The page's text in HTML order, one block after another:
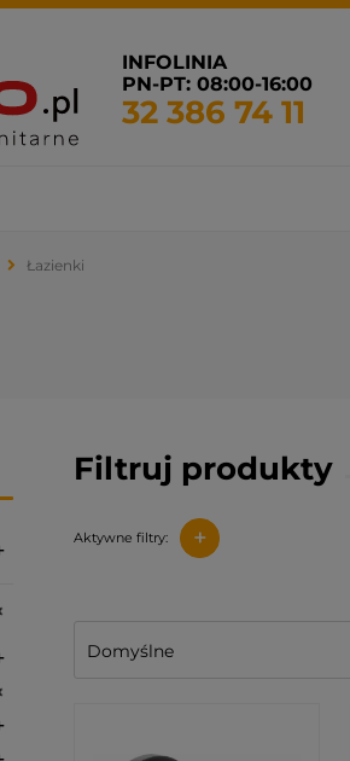
INFOLINIA
PN-PT: 08:00-16:00
32 386 74 11
Łazienki
Filtruj produkty
Aktywne filtry: +